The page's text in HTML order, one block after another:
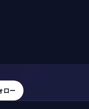
ロー